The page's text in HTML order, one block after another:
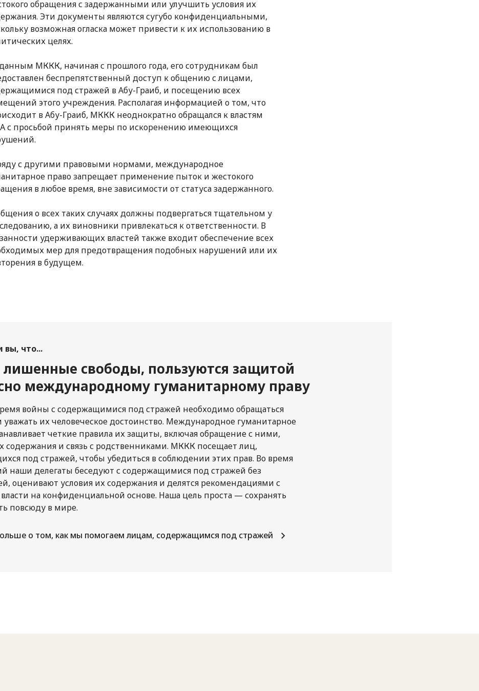
обращения с задержанными или улучшить условия их
Эти документы являются сугубо конфиденциальными,
возможная огласка может привести к их использованию в
целях.
МККК, начиная с прошлого года, его сотрудникам был
беспрепятственный доступ к общению с лицами,
под стражей в Абу-Граиб, и посещению всех
этого учреждения. Располагая информацией о том, что
в Абу-Граиб, МККК неоднократно обращался к властям
с просьбой принять меры по искоренению имеющихся
с другими правовыми нормами, международное
право запрещает применение пыток и жестокого
в любое время, вне зависимости от статуса задержанного.
о всех таких случаях должны подвергаться тщательном у
а их виновники привлекаться к ответственности. В
удерживающих властей также входит обеспечение всех
мер для предотвращения подобных нарушений или их
в будущем.
вы, что...
свободы, пользуются защитой
международному гуманитарному праву
войны с содержащимися под стражей необходимо обращаться
уважать их человеческое достоинство. Международное гуманитарное
четкие правила их защиты, включая обращение с ними,
содержания и связь с родственниками. МККК посещает лиц,
под стражей, чтобы убедиться в соблюдении этих прав. Во время
наши делегаты беседуют с содержащимися под стражей без
оценивают условия их содержания и делятся рекомендациями с
на конфиденциальной основе. Наша цель проста — сохранять
повсюду в мире.
о том, как мы помогаем лицам, содержащимся под стражей